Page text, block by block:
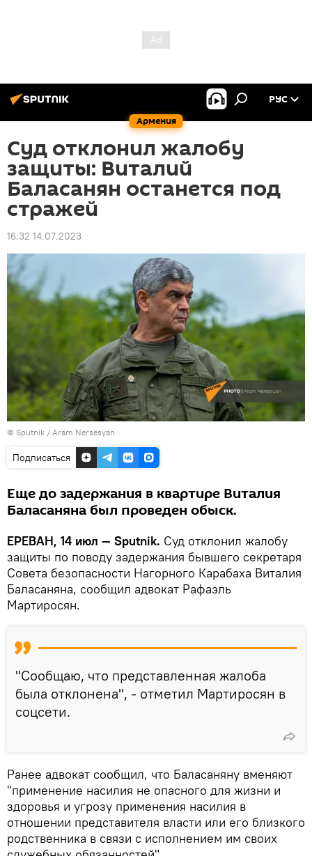
Армения
РУС
Суд отклонил жалобу
защиты: Виталий
Баласанян останется под
стражей
16:32 14.07.2023
© Sputnik / Aram Nersesyan
Подписаться
Еще до задержания в квартире Виталия
Баласаняна был проведен обыск.
ЕРЕВАН, 14 июл — Sputnik. Суд отклонил жалобу
защиты по поводу задержания бывшего секретаря
Совета безопасности Нагорного Карабаха Виталия
Баласаняна, сообщил адвокат Рафаэль
Мартиросян.
"Сообщаю, что представленная жалоба
была отклонена", - отметил Мартиросян в
соцсети.
Ранее адвокат сообщил, что Баласаняну вменяют
"применение насилия не опасного для жизни и
здоровья и угрозу применения насилия в
отношении представителя власти или его близкого
родственника в связи с исполнением им своих